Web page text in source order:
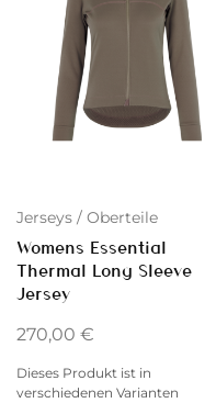
Jerseys / Oberteile
Womens Essential
Thermal Long Sleeve
Jersey
270,00 €
Dieses Produkt ist in
verschiedenen Varianten